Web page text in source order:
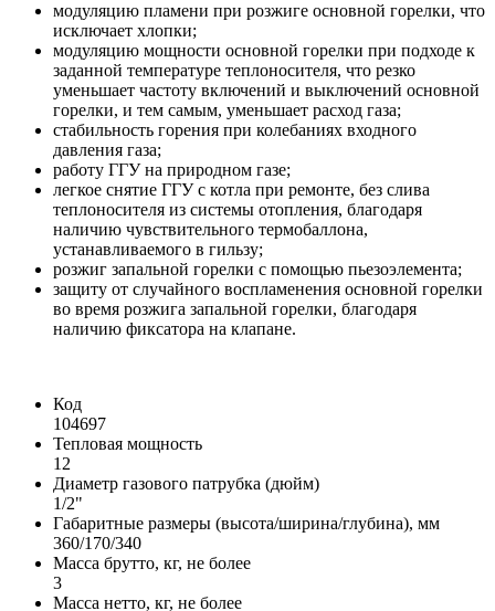
модуляцию пламени при розжиге основной горелки, что
исключает хлопки;
модуляцию мощности основной горелки при подходе к
заданной температуре теплоносителя, что резко
уменьшает частоту включений и выключений основной
горелки, и тем самым, уменьшает расход газа;
стабильность горения при колебаниях входного
давления газа;
работу ГГУ на природном газе;
легкое снятие ГГУ с котла при ремонте, без слива
теплоносителя из системы отопления, благодаря
наличию чувствительного термобаллона,
устанавливаемого в гильзу;
розжиг запальной горелки с помощью пьезоэлемента;
защиту от случайного воспламенения основной горелки
во время розжига запальной горелки, благодаря
наличию фиксатора на клапане.
Код
104697
Тепловая мощность
12
Диаметр газового патрубка (дюйм)
1/2"
Габаритные размеры (высота/ширина/глубина), мм
360/170/340
Масса брутто, кг, не более
3
Масса нетто, кг, не более